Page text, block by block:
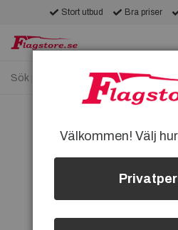
Stort utbud Bra priser
Välkommen! Välj